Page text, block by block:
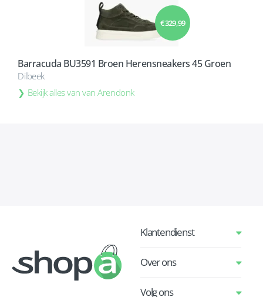
€ 329,99
Barracuda BU3591 Broen Herensneakers 45 Groen
Dilbeek
Bekijk alles van van Arendonk
Klantendienst
Over ons
Volg ons